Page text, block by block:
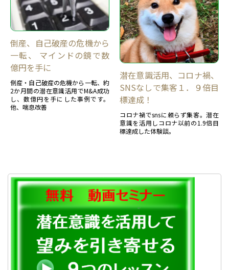
倒産、自己破産の危機から
一転、 マインドの鏡で数
億円を手に
倒産・自己破産の危機から一転、約
2か月間の潜在意識活用でM&A成功
し、数億円を手にした事例です。
他、喘息改善
潜在意識活用、コロナ禍、
SNSなしで集客１．９倍目
標達成！
コロナ禍でsnsに頼らず集客。潜在
意識を活用しコロナ以前の1.9倍目
標達成した体験談。